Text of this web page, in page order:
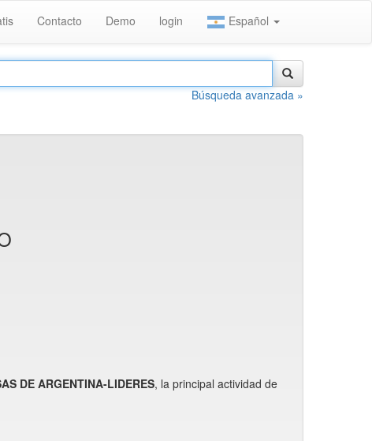
Contacto Demo login Español
Búsqueda avanzada »
DE ARGENTINA-LIDERES, la principal actividad de